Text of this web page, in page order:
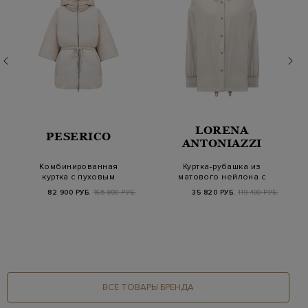
PESERICO
Комбинированная
куртка с пуховым
утеплителем и
рукавам…
82 900 РУБ. 165 800 РУБ.
LORENA
ANTONIAZZI
Куртка-рубашка из
матового нейлона с
трикотажными манж…
35 820 РУБ. 119 400 РУБ.
ВСЕ ТОВАРЫ БРЕНДА